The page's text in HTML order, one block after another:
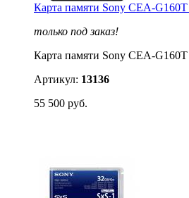
Карта памяти Sony CEA-
только под заказ!
Карта памяти Sony CEA-
Артикул: 13136
55 500 руб.